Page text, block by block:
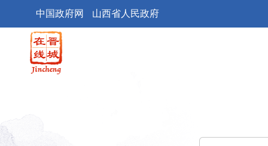
中国政府网 山西省人民政府